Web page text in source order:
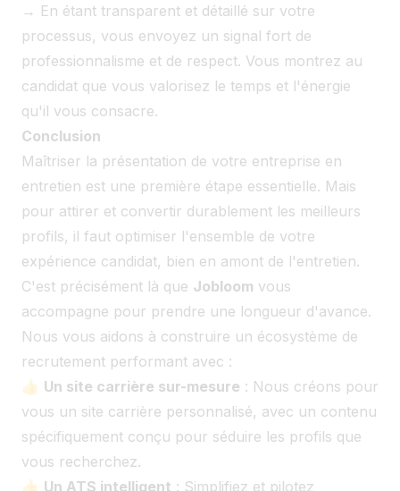
→ En étant transparent et détaillé sur votre
processus, vous envoyez un signal fort de
professionnalisme et de respect. Vous montrez au
candidat que vous valorisez le temps et l'énergie
qu'il vous consacre.
Conclusion
Maîtriser la présentation de votre entreprise en
entretien est une première étape essentielle. Mais
pour attirer et convertir durablement les meilleurs
profils, il faut optimiser l'ensemble de votre
expérience candidat, bien en amont de l'entretien.
C'est précisément là que Jobloom vous
accompagne pour prendre une longueur d'avance.
Nous vous aidons à construire un écosystème de
recrutement performant avec :
👍 Un site carrière sur-mesure : Nous créons pour
vous un site carrière personnalisé, avec un contenu
spécifiquement conçu pour séduire les profils que
vous recherchez.
👍 Un ATS intelligent : Simplifiez et pilotez